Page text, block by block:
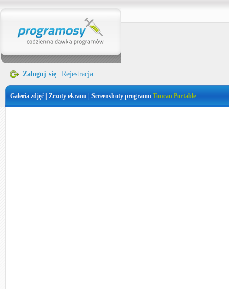
Zaloguj się Rejestracja
Galeria zdjęć | Zrzuty ekranu | Screenshoty programu Toucan Portable